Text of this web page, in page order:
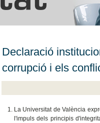
Declaració
corrupció i els
La Universitat de València
l'impuls dels principis